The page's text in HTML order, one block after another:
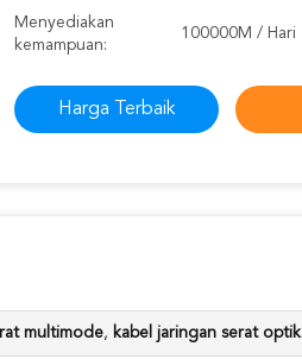
Menyediakan
kemampuan:
100000M / Hari
Harga Terbaik
multimode, kabel jaringan serat optik